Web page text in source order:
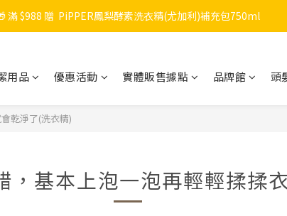
🎉 新會員註冊立即送 $200 購物金＋首購免運！
滿 $988 贈  PiPPER鳳梨酵素洗衣精(尤加利)補充包750ml
🎉 新會員註冊立即送 $200 購物金＋首購免運！
用品 優惠活動 實體販售據點 品牌館 頭
乾淨了(洗衣精)
，基本上泡一泡再輕輕揉揉